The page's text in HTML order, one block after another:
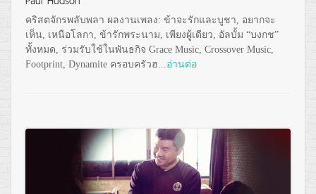
คริสตจักรพลับพลา ผลงานเพลง: ข้าจะรักและบูชา, อยากจะ
เห็น, เหนือโลกา, ข้ารักพระนาม, เพียงผู้เดียว, อัลบั้ม “บงกช”
ทั้งหมด, ร่วมรับใช้ในพันธกิจ Grace Music, Crossover Music,
Footprint, Dynamite ครอบครัวฮ... อ่านต่อ